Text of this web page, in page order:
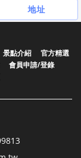
地址
景點介紹
官方精選
會員申請/登錄